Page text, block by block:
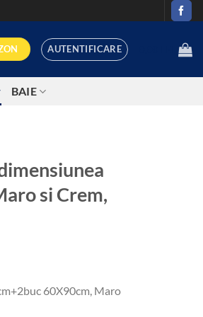
AUTENTIFICARE
BAIE
si Crem,
60X90cm, Maro